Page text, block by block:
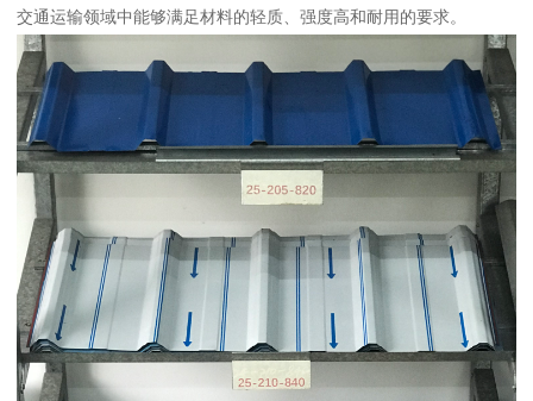
交通运输领域中能够满足材料的轻质、强度高和耐用的要求。